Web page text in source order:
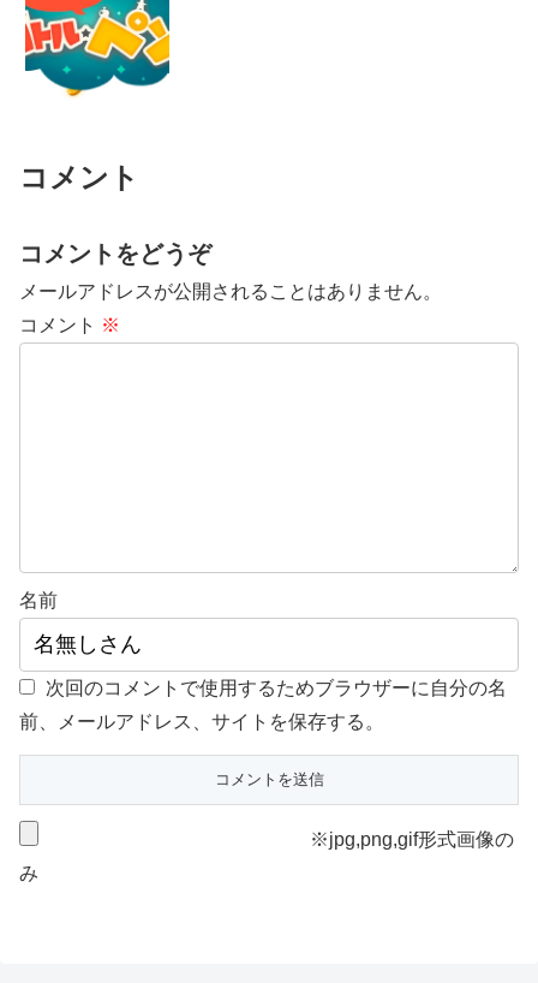
コメント
コメントをどうぞ
メールアドレスが公開されることはありません。
コメント ※
名前
次回のコメントで使用するためブラウザーに自分の名
前、メールアドレス、サイトを保存する。
※jpg,png,gif形式画像の
み